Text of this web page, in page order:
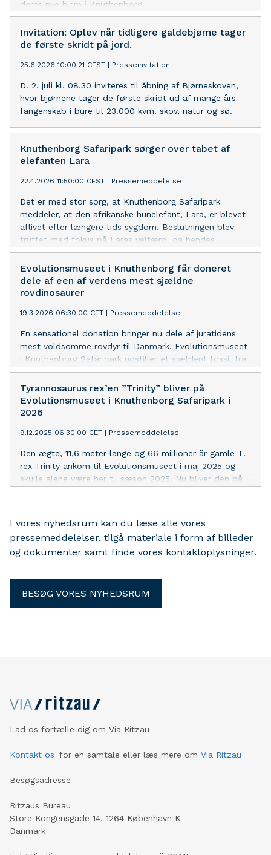
deres nye hjem i Knuthenborg.
Invitation: Oplev når tidligere galdebjørne tager
de første skridt på jord.
25.6.2026 10:00:21 CEST | Presseinvitation
D. 2. juli kl. 08.30 inviteres til åbning af Bjørneskoven,
hvor bjørnene tager de første skridt ud af mange års
fangenskab i bure til 23.000 kvm. skov, natur og sø.
Knuthenborg Safaripark sørger over tabet af
elefanten Lara
22.4.2026 11:50:00 CEST | Pressemeddelelse
Det er med stor sorg, at Knuthenborg Safaripark
meddeler, at den afrikanske hunelefant, Lara, er blevet
aflivet efter længere tids sygdom. Beslutningen blev
truffet med fokus på Laras velfærd, da hendes
helbredstilstand forværredes, og det blev vurderet, at
yderligere behandling ikke ville have den ønskede effekt.
Evolutionsmuseet i Knuthenborg får doneret
dele af een af verdens mest sjældne
rovdinosaurer
19.3.2026 06:30:00 CET | Pressemeddelelse
En sensationel donation bringer nu dele af juratidens
mest voldsomme rovdyr til Danmark. Evolutionsmuseet
i Knuthenborg Safaripark udstiller et sjældent fossil fra
Ceratosaurus nasicornis – kendt som “juratidens jaguar”.
Tyrannosaurus rex’en ”Trinity” bliver på
Evolutionsmuseet i Knuthenborg Safaripark i
2026
9.12.2025 06:30:00 CET | Pressemeddelelse
Den ægte, 11,6 meter lange og 66 millioner år gamle T.
rex Trinity ankom til Evolutionsmuseet i maj 2025 og
skulle alene være her til sæson 2025. Nu bliver den på
I vores nyhedsrum kan du læse alle vores
pressemeddelelser, tilgå materiale i form af billeder
og dokumenter samt finde vores kontaktoplysninger.
BESØG VORES NYHEDSRUM
Lad os fortælle dig om Via Ritzau
Kontakt os for en samtale eller læs mere om Via Ritzau
Besøgsadresse
Ritzaus Bureau
Store Kongensgade 14, 1264 København K
Danmark